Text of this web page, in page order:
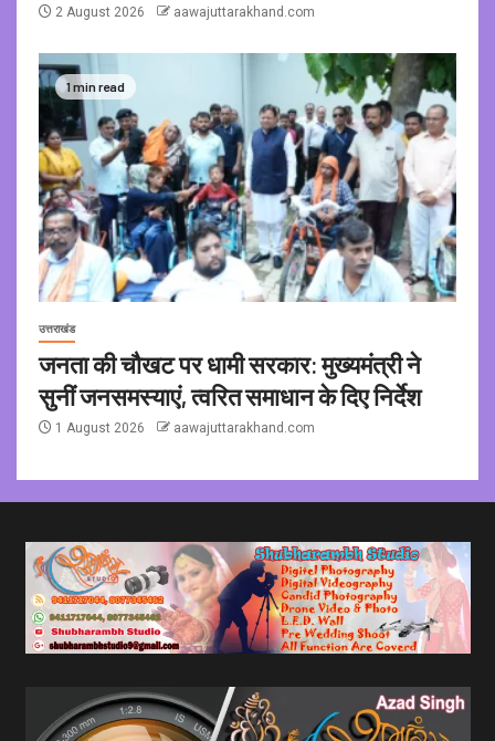
2 August 2026 aawajuttarakhand.com
1 min read
उत्तराखंड
जनता की चौखट पर धामी सरकार: मुख्यमंत्री ने
सुनीं जनसमस्याएं, त्वरित समाधान के दिए निर्देश
1 August 2026 aawajuttarakhand.com